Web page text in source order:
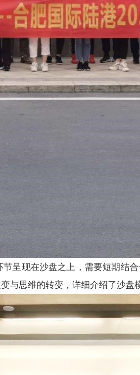
呈现在沙盘之上，需要短期结
思维的转变，详细介绍了沙盘